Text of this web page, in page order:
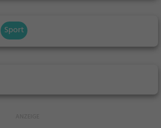
Sport